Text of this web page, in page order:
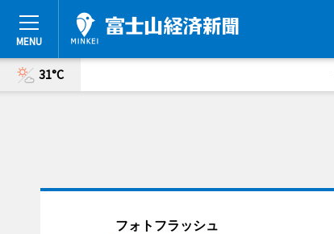
31°C
フォトフラッシュ